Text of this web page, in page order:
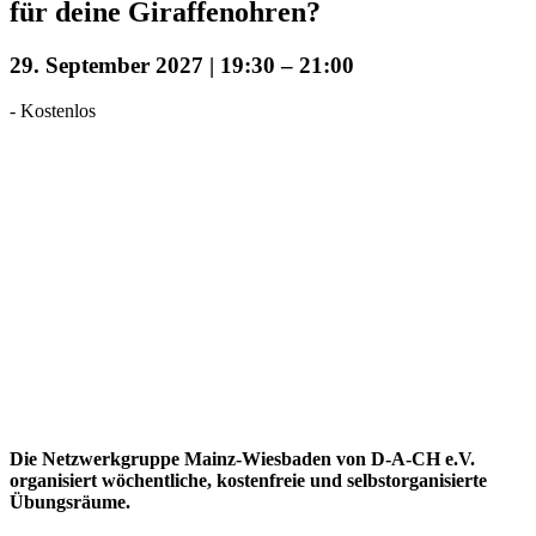
für deine Giraffenohren?
29. September 2027 | 19:30 – 21:00
- Kostenlos
Die Netzwerkgruppe Mainz-Wiesbaden von D-A-CH e.V.
organisiert wöchentliche, kostenfreie und selbstorganisierte
Übungsräume.